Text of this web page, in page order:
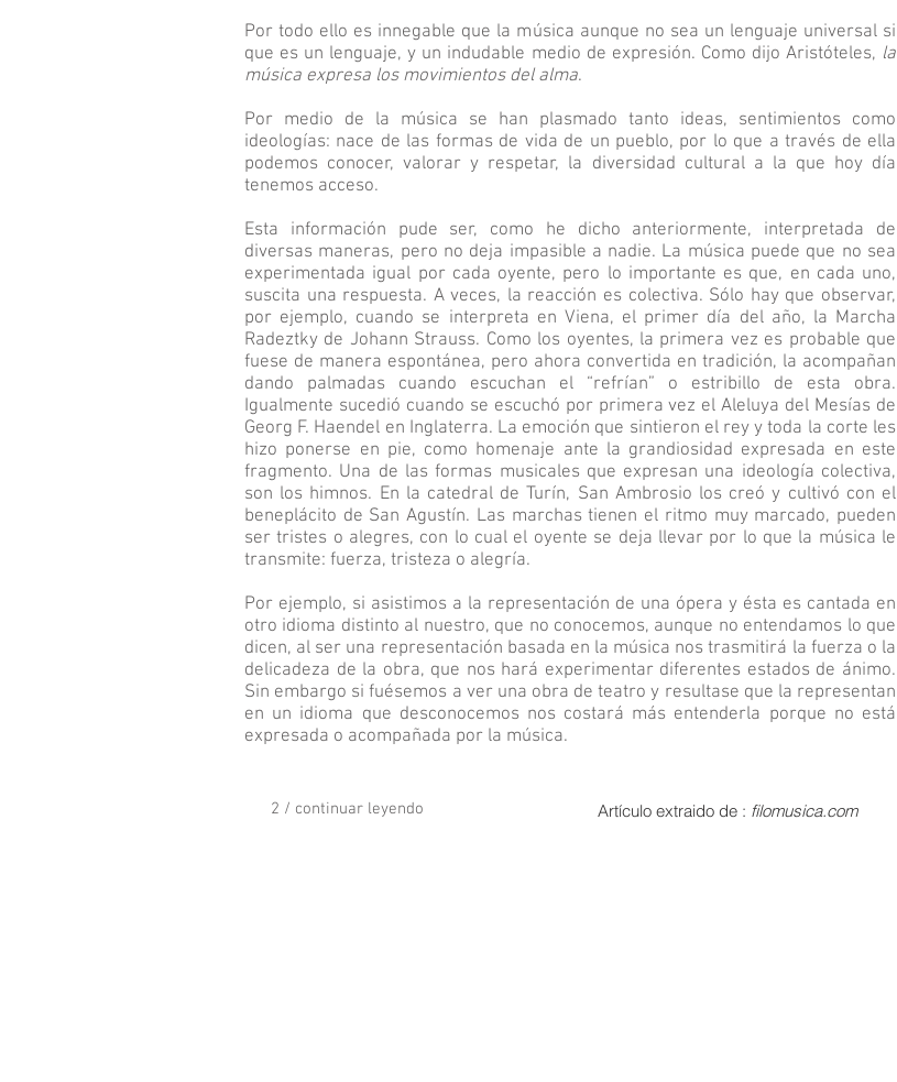
Por todo ello es innegable que la música aunque no sea un lenguaje universal si
que es un lenguaje, y un indudable medio de expresión. Como dijo Aristóteles, la
música expresa los movimientos del alma.
Por medio de la música se han plasmado tanto ideas, sentimientos como
ideologías: nace de las formas de vida de un pueblo, por lo que a través de ella
podemos conocer, valorar y respetar, la diversidad cultural a la que hoy día
tenemos acceso.
Esta información pude ser, como he dicho anteriormente, interpretada de
diversas maneras, pero no deja impasible a nadie. La música puede que no sea
experimentada igual por cada oyente, pero lo importante es que, en cada uno,
suscita una respuesta. A veces, la reacción es colectiva. Sólo hay que observar,
por ejemplo, cuando se interpreta en Viena, el primer día del año, la Marcha
Radeztky de Johann Strauss. Como los oyentes, la primera vez es probable que
fuese de manera espontánea, pero ahora convertida en tradición, la acompañan
dando palmadas cuando escuchan el “refrían” o estribillo de esta obra.
Igualmente sucedió cuando se escuchó por primera vez el Aleluya del Mesías de
Georg F. Haendel en Inglaterra. La emoción que sintieron el rey y toda la corte les
hizo ponerse en pie, como homenaje ante la grandiosidad expresada en este
fragmento. Una de las formas musicales que expresan una ideología colectiva,
son los himnos. En la catedral de Turín, San Ambrosio los creó y cultivó con el
beneplácito de San Agustín. Las marchas tienen el ritmo muy marcado, pueden
ser tristes o alegres, con lo cual el oyente se deja llevar por lo que la música le
transmite: fuerza, tristeza o alegría.
Por ejemplo, si asistimos a la representación de una ópera y ésta es cantada en
otro idioma distinto al nuestro, que no conocemos, aunque no entendamos lo que
dicen, al ser una representación basada en la música nos trasmitirá la fuerza o la
delicadeza de la obra, que nos hará experimentar diferentes estados de ánimo.
Sin embargo si fuésemos a ver una obra de teatro y resultase que la representan
en un idioma que desconocemos nos costará más entenderla porque no está
expresada o acompañada por la música.
2 / continuar leyendo Artículo extraido de : filomusica.com